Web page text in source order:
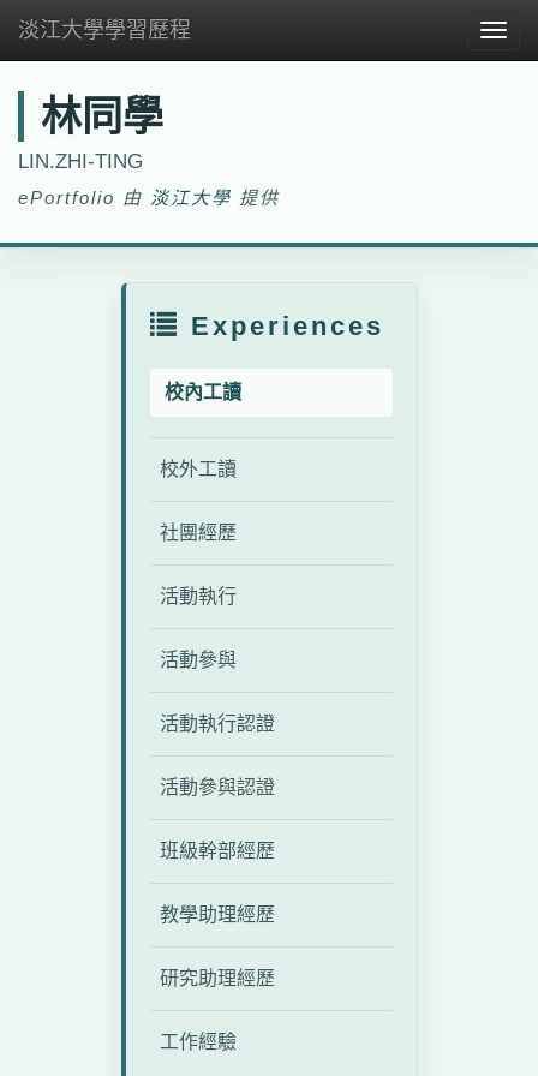
淡江大學學習歷程
林同學
LIN.ZHI-TING
ePortfolio 由 淡江大學 提供
Experiences
校內工讀
校外工讀
社團經歷
活動執行
活動參與
活動執行認證
活動參與認證
班級幹部經歷
教學助理經歷
研究助理經歷
工作經驗